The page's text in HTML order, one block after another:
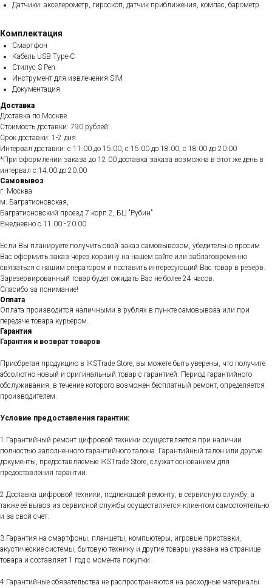
Датчики: акселерометр, гироскоп, датчик приближения, компас, барометр
Комплектация
Смартфон
Кабель USB Type-C
Стилус S Pen
Инструмент для извлечения SIM
Документация
Доставка
Доставка по Москве
Стоимость доставки: 790 рублей
Срок доставки: 1-2 дня
Интервал доставки: с 11:00 до 15:00, с 15:00 до 18:00, с 18:00 до 20:00
*При оформлении заказа до 12.00 доставка заказа возможна в этот же день в
интервал с 14.00 до 20.00
Самовывоз
г. Москва
м. Багратионовская,
Багратионовский проезд 7 корп.2, БЦ "Рубин"
Ежедневно c 11.00 - 20.00
Если Вы планируете получить свой заказ самовывозом, убедительно просим
Вас оформить заказ через корзину на нашем сайте или заблаговременно
связаться с нашим оператором и поставить интересующий Вас товар в резерв.
Зарезервированный товар будет ожидать Вас не более 24 часов.
Спасибо за понимание!
Оплата
Оплата производится наличными в рублях в пункте самовывоза или при
передаче товара курьером.
Гарантия
Гарантия и возврат товаров
Приобретая продукцию в IKSTrade Store, вы можете быть уверены, что получите
абсолютно новый и оригинальный товар с гарантией. Период гарантийного
обслуживания, в течение которого возможен бесплатный ремонт, определяется
производителем.
Условие предоставления гарантии:
1.Гарантийный ремонт цифровой техники осуществляется при наличии
полностью заполненного гарантийного талона. Гарантийный талон или другие
документы, предоставляемые IKSTrade Store, служат основанием для
предоставления гарантии.
2.Доставка цифровой техники, подлежащей ремонту, в сервисную службу, а
также её вывоз из сервисной службы осуществляется клиентом самостоятельно
и за свой счет.
3.Гарантия на смартфоны, планшеты, компьютеры, игровые приставки,
акустические системы, бытовую технику и другие товары указана на странице
товара и составляет 1 год с момента покупки.
4.Гарантийные обязательства не распространяются на расходные материалы